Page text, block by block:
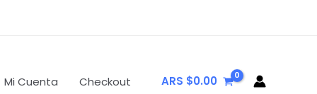
Mi Cuenta Checkout ARS $0.00